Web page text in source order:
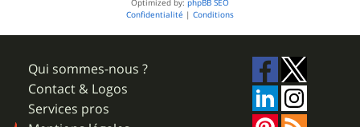
Optimized by: phpBB SEO
Confidentialité | Conditions
Qui sommes-nous ?
Contact & Logos
Services pros